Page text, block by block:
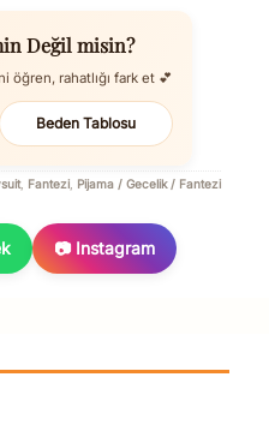
Değil misin?
rahatlığı fark et 💕
Beden Tablosu
, Fantezi, Pijama / Gecelik / Fantezi
📷 Instagram